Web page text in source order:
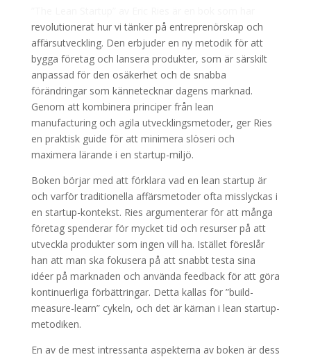
revolutionerat hur vi tänker på entreprenörskap och
affärsutveckling. Den erbjuder en ny metodik för att
bygga företag och lansera produkter, som är särskilt
anpassad för den osäkerhet och de snabba
förändringar som kännetecknar dagens marknad.
Genom att kombinera principer från lean
manufacturing och agila utvecklingsmetoder, ger Ries
en praktisk guide för att minimera slöseri och
maximera lärande i en startup-miljö.
Boken börjar med att förklara vad en lean startup är
och varför traditionella affärsmetoder ofta misslyckas i
en startup-kontekst. Ries argumenterar för att många
företag spenderar för mycket tid och resurser på att
utveckla produkter som ingen vill ha. Istället föreslår
han att man ska fokusera på att snabbt testa sina
idéer på marknaden och använda feedback för att göra
kontinuerliga förbättringar. Detta kallas för ”build-
measure-learn” cykeln, och det är kärnan i lean startup-
metodiken.
En av de mest intressanta aspekterna av boken är dess